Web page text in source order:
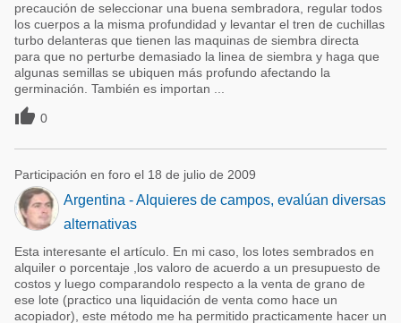
precaución de seleccionar una buena sembradora, regular todos
los cuerpos a la misma profundidad y levantar el tren de cuchillas
turbo delanteras que tienen las maquinas de siembra directa
para que no perturbe demasiado la linea de siembra y haga que
algunas semillas se ubiquen más profundo afectando la
germinación. También es importan ...
 0
Participación en foro el 18 de julio de 2009
Argentina - Alquieres de campos, evalúan diversas
alternativas
Esta interesante el artículo. En mi caso, los lotes sembrados en
alquiler o porcentaje ,los valoro de acuerdo a un presupuesto de
costos y luego comparandolo respecto a la venta de grano de
ese lote (practico una liquidación de venta como hace un
acopiador), este método me ha permitido practicamente hacer un